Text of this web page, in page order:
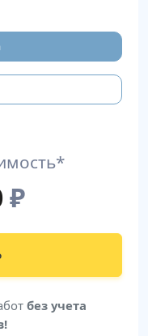
₽
без учета